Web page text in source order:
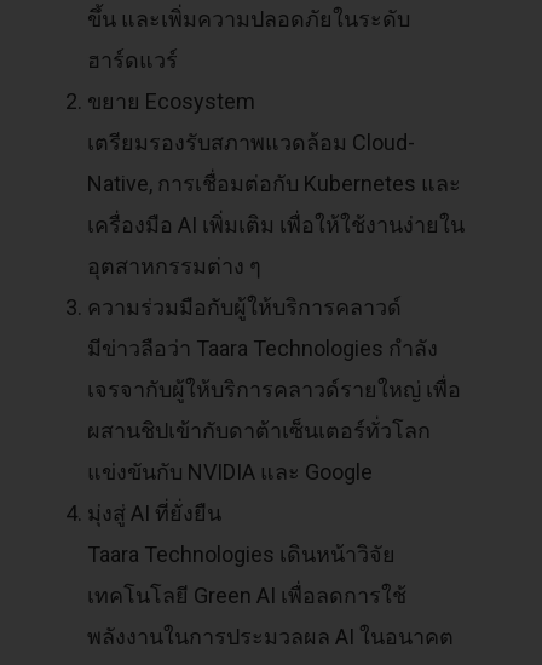
ขึ้น และเพิ่มความปลอดภัยในระดับ
ฮาร์ดแวร์
ขยาย Ecosystem
เตรียมรองรับสภาพแวดล้อม Cloud-
Native, การเชื่อมต่อกับ Kubernetes และ
เครื่องมือ AI เพิ่มเติม เพื่อให้ใช้งานง่ายใน
อุตสาหกรรมต่าง ๆ
ความร่วมมือกับผู้ให้บริการคลาวด์
มีข่าวลือว่า Taara Technologies กำลัง
เจรจากับผู้ให้บริการคลาวด์รายใหญ่ เพื่อ
ผสานชิปเข้ากับดาต้าเซ็นเตอร์ทั่วโลก
แข่งขันกับ NVIDIA และ Google
มุ่งสู่ AI ที่ยั่งยืน
Taara Technologies เดินหน้าวิจัย
เทคโนโลยี Green AI เพื่อลดการใช้
พลังงานในการประมวลผล AI ในอนาคต